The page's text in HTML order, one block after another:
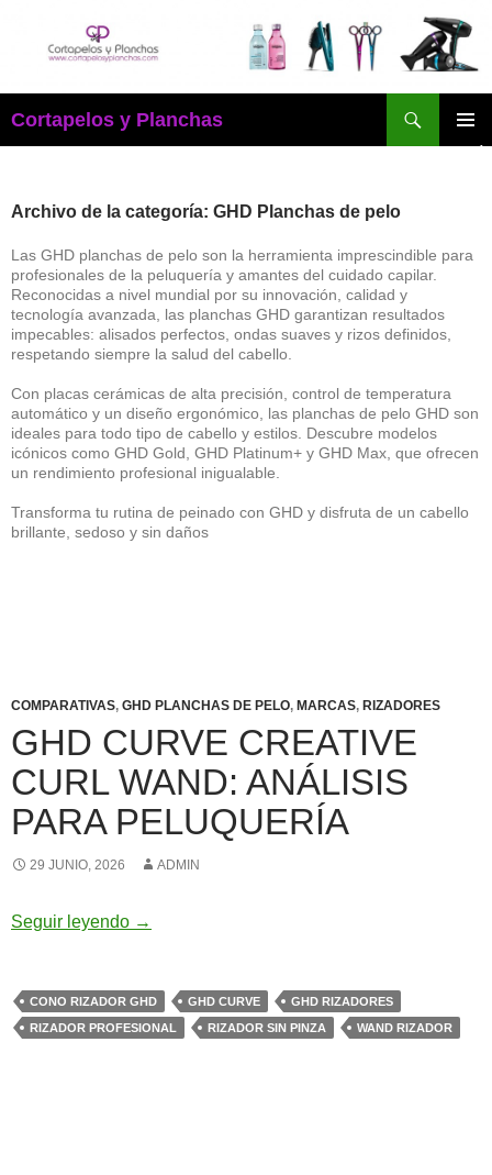
contenido
Cortapelos y Planchas
Archivo de la categoría: GHD Planchas de pelo
Las GHD planchas de pelo son la herramienta imprescindible para
profesionales de la peluquería y amantes del cuidado capilar.
Reconocidas a nivel mundial por su innovación, calidad y
tecnología avanzada, las planchas GHD garantizan resultados
impecables: alisados perfectos, ondas suaves y rizos definidos,
respetando siempre la salud del cabello.
Con placas cerámicas de alta precisión, control de temperatura
automático y un diseño ergonómico, las planchas de pelo GHD son
ideales para todo tipo de cabello y estilos. Descubre modelos
icónicos como GHD Gold, GHD Platinum+ y GHD Max, que ofrecen
un rendimiento profesional inigualable.
Transforma tu rutina de peinado con GHD y disfruta de un cabello
brillante, sedoso y sin daños
COMPARATIVAS, GHD PLANCHAS DE PELO, MARCAS, RIZADORES
GHD CURVE CREATIVE
CURL WAND: ANÁLISIS
PARA PELUQUERÍA
29 JUNIO, 2026 ADMIN
Seguir leyendo GHD Curve Creative Curl Wand: análisis
→
CONO RIZADOR GHD GHD CURVE
GHD RIZADORES
RIZADOR PROFESIONAL
RIZADOR SIN PINZA WAND RIZADOR